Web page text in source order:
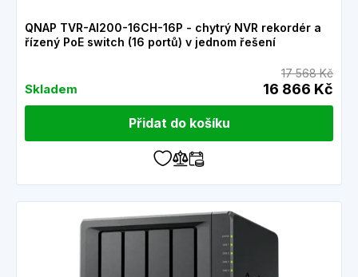
QNAP TVR-AI200-16CH-16P - chytrý NVR rekordér a
řízený PoE switch (16 portů) v jednom řešení
Skladem
17 568 Kč
16 866 Kč
Přidat do košíku